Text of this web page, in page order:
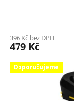
396 Kč bez DPH
479 Kč
Doporučujeme